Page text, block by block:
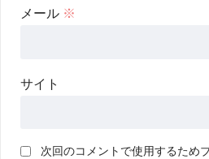
メール ※
サイト
次回のコメントで使用するため